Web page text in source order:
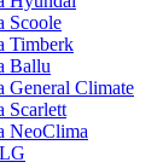
Scoole
Timberk
Ballu
General Climate
Scarlett
NeoClima